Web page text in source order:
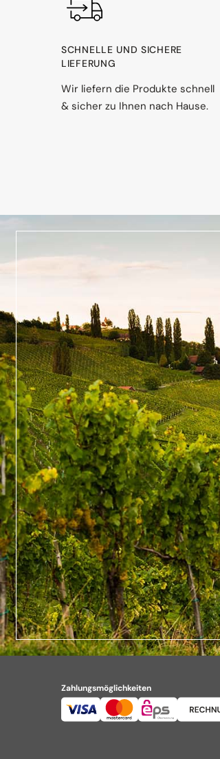
SCHNELLE UND SICHERE
LIEFERUNG
Wir liefern die Produkte schnell
& sicher zu Ihnen nach Hause.
Zahlungsmöglichkeiten